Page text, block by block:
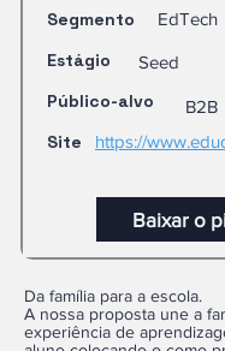
Segmento EdTech
Estágio Seed
Público-alvo B2B
Site https://
Baixar o
Da família para a escola.
A nossa proposta une a
experiência de